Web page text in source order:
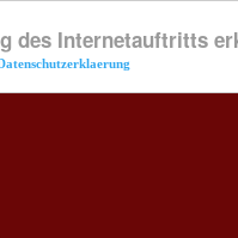
Internetauftritts